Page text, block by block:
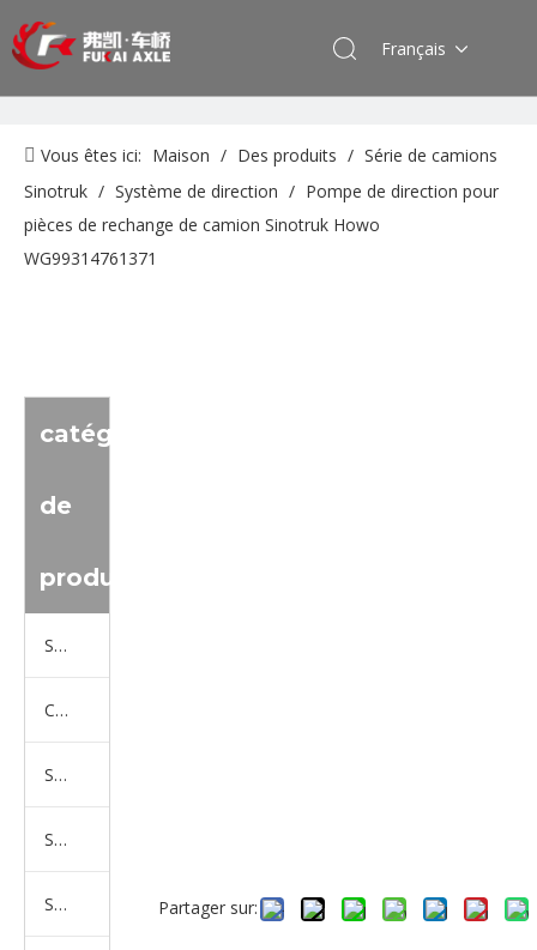
Français
Vous êtes ici: Maison / Des produits / Série de camions
Sinotruk / Système de direction / Pompe de direction pour
pièces de rechange de camion Sinotruk Howo
WG99314761371
catégorie
de
produit
Série de camions Sinotruk
Camion Shacman Série
Série de camions SAIC-lveco Hongyan
Série de camions Foton Auman
Série de camions FAW Jiefang Partager sur: